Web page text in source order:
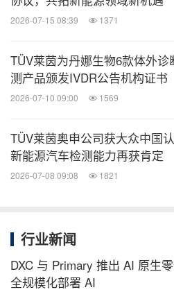
2026-07-15 08:39 1371
TÜV莱茵为丹娜生物6款体外诊
测产品颁发IVDR公告机构证书
2026-07-10 09:00 1569
TÜV莱茵奥申公司获大众中国
新能源汽车检测能力再获肯定
2026-07-08 09:08 1821
行业新闻
DXC 与 Primary 推出 AI 原生
全规模化部署 AI